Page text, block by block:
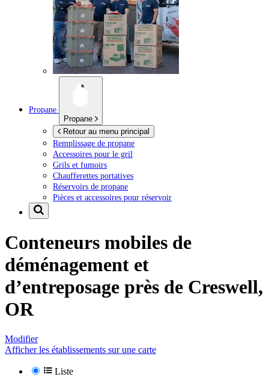
Propane
Propane
Retour au menu principal
Remplissage de propane
Accessoires pour le gril
Grils et fumoirs
Chaufferettes portatives
Réservoirs de propane
Pièces et accessoires pour réservoir
Conteneurs mobiles de
déménagement et
d’entreposage près de Creswell,
OR
Modifier
Afficher les établissements sur une carte
Liste